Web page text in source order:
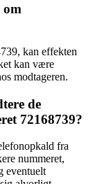
om
kan effekten
kan være
modtageren.
de
72168739?
fra
nummeret,
eventuelt